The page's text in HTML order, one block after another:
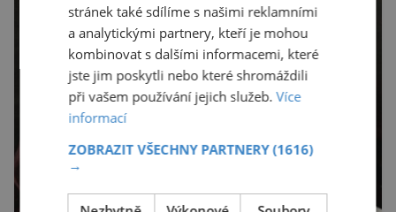
stránek také sdílíme s našimi reklamními
a analytickými partnery, kteří je mohou
kombinovat s dalšími informacemi, které
jste jim poskytli nebo které shromáždili
při vašem používání jejich služeb.Více
informací
ZOBRAZIT VŠECHNY PARTNERY(1616)
→